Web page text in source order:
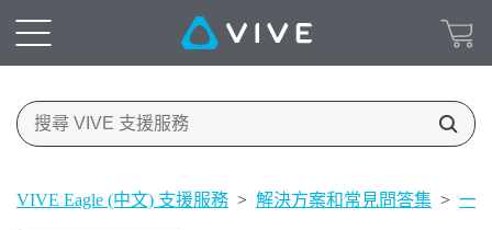
VIVE Eagle (中文) 支援服務 > 解決方案和常見問答集 > 一